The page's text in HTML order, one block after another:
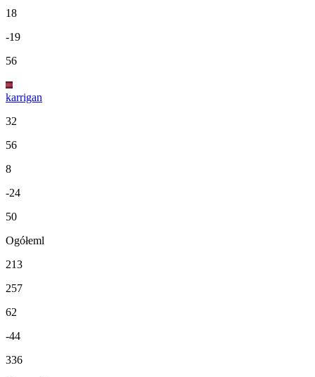
18
-19
56
karrigan
32
56
8
-24
50
Ogółeml
213
257
62
-44
336